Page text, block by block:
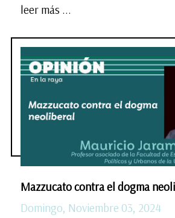
leer más ...
Mazzucato contra el dogma
Domingo, Noviembre 03, 2024